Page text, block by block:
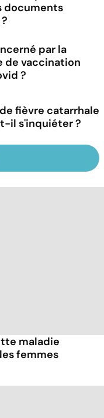
documents
par la
de vaccination
?
fièvre catarrhale
il s'inquiéter ?
maladie
femmes